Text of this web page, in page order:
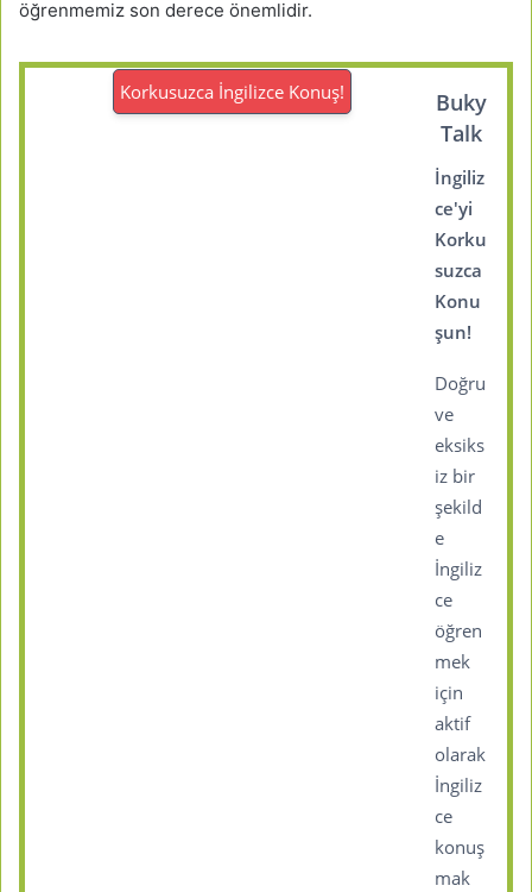
öğrenmemiz son derece önemlidir.
Korkusuzca İngilizce Konuş!
Buky
Talk
İngiliz
ce'yi
Korku
suzca
Konu
şun!
Doğru
ve
eksiks
iz bir
şekild
e
İngiliz
ce
öğren
mek
için
aktif
olarak
İngiliz
ce
konuş
mak